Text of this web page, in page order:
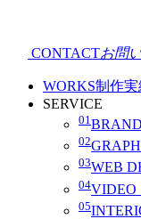
CONTACTお問
WORKS制作実
SERVICE
01
02
03WEB
04VIDEO
05